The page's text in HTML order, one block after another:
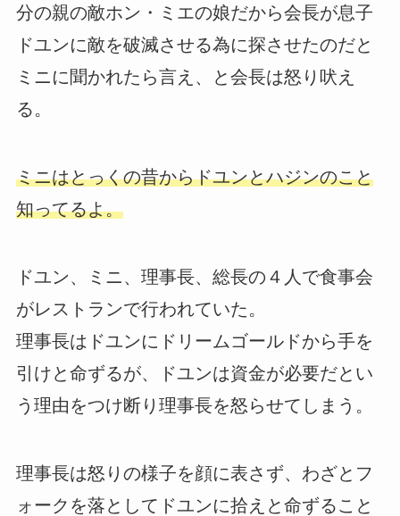
分の親の敵ホン・ミエの娘だから会長が息子
ドユンに敵を破滅させる為に探させたのだと
ミニに聞かれたら言え、と会長は怒り吠え
る。
ミニはとっくの昔からドユンとハジンのこと
知ってるよ。
ドユン、ミニ、理事長、総長の４人で食事会
がレストランで行われていた。
理事長はドユンにドリームゴールドから手を
引けと命ずるが、ドユンは資金が必要だとい
う理由をつけ断り理事長を怒らせてしまう。
理事長は怒りの様子を顔に表さず、わざとフ
ォークを落としてドユンに拾えと命ずること